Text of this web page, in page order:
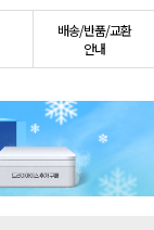
배송/반품/교환
안내